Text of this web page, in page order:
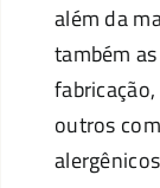
além da
também
outros